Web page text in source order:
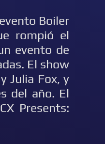
Boiler
rompió el
evento de
El show
Julia Fox, y
del año. El
Presents: